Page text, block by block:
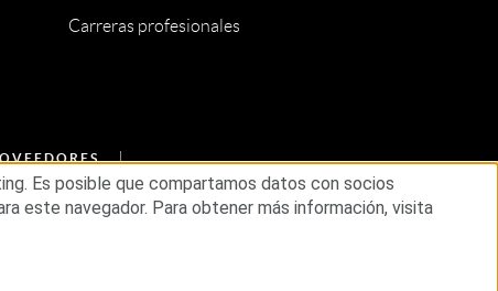
Carreras profesionales
Es posible que compartamos datos con socios
este navegador. Para obtener más información, visita